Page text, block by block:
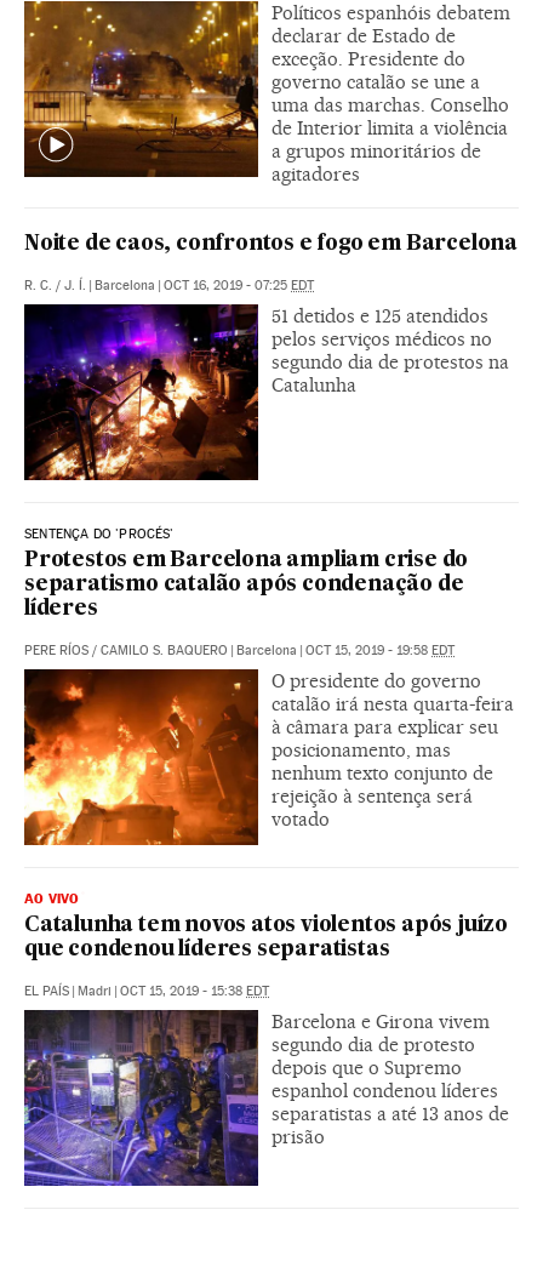
Políticos espanhóis debatem
declarar de Estado de
exceção. Presidente do
governo catalão se une a
uma das marchas. Conselho
de Interior limita a violência
a grupos minoritários de
agitadores
Noite de caos, confrontos e fogo em Barcelona
R. C. / J. Í. Barcelona OCT 16, 2019 - 07:25 EDT
51 detidos e 125 atendidos
pelos serviços médicos no
segundo dia de protestos na
Catalunha
SENTENÇA DO 'PROCÉS'
Protestos em Barcelona ampliam crise do
separatismo catalão após condenação de
líderes
PERE RÍOS / CAMILO S. BAQUERO | Barcelona | OCT 15, 2019 - 19:58 EDT
O presidente do governo
catalão irá nesta quarta-feira
à câmara para explicar seu
posicionamento, mas
nenhum texto conjunto de
rejeição à sentença será
votado
AO VIVO
Catalunha tem novos atos violentos após juízo
que condenou líderes separatistas
EL PAÍS | Madri | OCT 15, 2019 - 15:38 EDT
Barcelona e Girona vivem
segundo dia de protesto
depois que o Supremo
espanhol condenou líderes
separatistas a até 13 anos de
prisão